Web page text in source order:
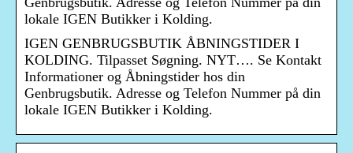
lokale IGEN Butikker i Kolding.
IGEN GENBRUGSBUTIK ÅBNINGSTIDER I
KOLDING. Tilpasset Søgning. NYT…. Se Kontakt
Informationer og Åbningstider hos din
Genbrugsbutik. Adresse og Telefon Nummer på din
lokale IGEN Butikker i Kolding.